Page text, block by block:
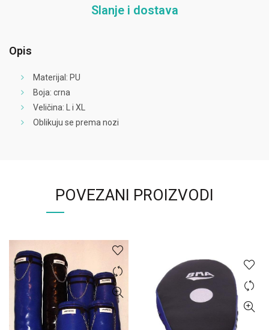
Slanje i dostava
Opis
Materijal: PU
Boja: crna
Veličina: L i XL
Oblikuju se prema nozi
POVEZANI PROIZVODI